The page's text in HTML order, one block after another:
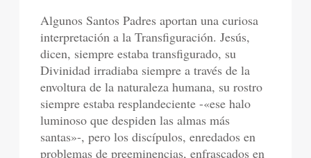
Algunos Santos Padres aportan una curiosa
interpretación a la Transfiguración. Jesús,
dicen, siempre estaba transfigurado, su
Divinidad irradiaba siempre a través de la
envoltura de la naturaleza humana, su rostro
siempre estaba resplandeciente -«ese halo
luminoso que despiden las almas más
santas»-, pero los discípulos, enredados en
problemas de preeminencias, enfrascados en